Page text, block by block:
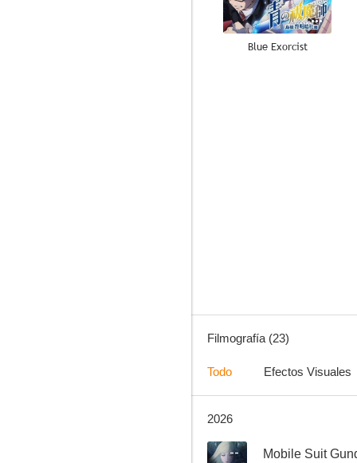
Blue Exorcist
8.0
Filmografía (23)
Todo Efectos Visuales
2026
-- Mobile Suit